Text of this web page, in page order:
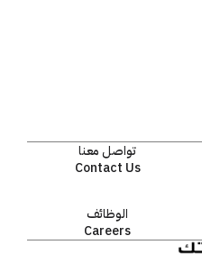
تواصل معنا
Contact Us
الوظائف
Careers